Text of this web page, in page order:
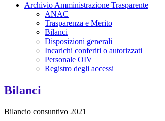
Archivio Amministrazione Trasparente
ANAC
Trasparenza e Merito
Bilanci
Disposizioni generali
Incarichi conferiti o autorizzati
Personale OIV
Registro degli accessi
Bilanci
Bilancio consuntivo 2021